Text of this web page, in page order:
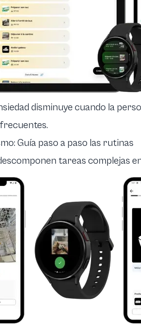
disminuye cuando la
Guía paso a paso las rutinas
tareas complejas